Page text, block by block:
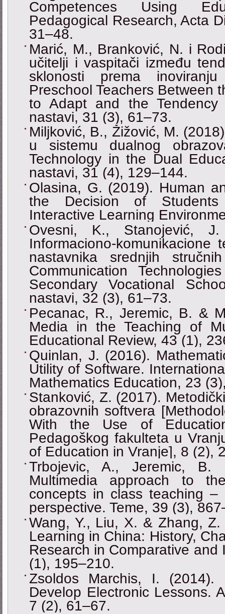
Competences Using
Pedagogical Research, Acta
31–48.
Marić, M., Branković, N. i
učitelji i vaspitači između
sklonosti prema
Preschool Teachers Between
to Adapt and the
nastavi, 31 (3), 61–73.
Miljković, B., Žižović, M.
u sistemu dualnog
Technology in the Dual
nastavi, 31 (4), 129–144.
Olasina, G. (2019). Human
the Decision of
Interactive Learning
Ovesni, K., Stanojević,
Informaciono-komunikacione
nastavnika srednjih
Communication
Secondary Vocational
nastavi, 32 (3), 61–73.
Pecanac, R., Jeremic, B. &
Media in the Teaching of
Educational Review, 43 (1),
Quinlan, J. (2016).
Utility of Software.
Mathematics Education, 23
Stanković, Z. (2017).
obrazovnih softvera
With the Use of
Pedagoškog fakulteta u
of Education in Vranje], 8 (2),
Trbojevic, A., Jeremic, B.
Multimedia approach to
concepts in class teaching –
perspective. Teme, 39 (3),
Wang, Y., Liu, X. & Zhang,
Learning in China: History,
Research in Comparative
(1), 195–210.
Zsoldos Marchis, I. (2014).
Develop Electronic Lessons.
7 (2), 61–67.